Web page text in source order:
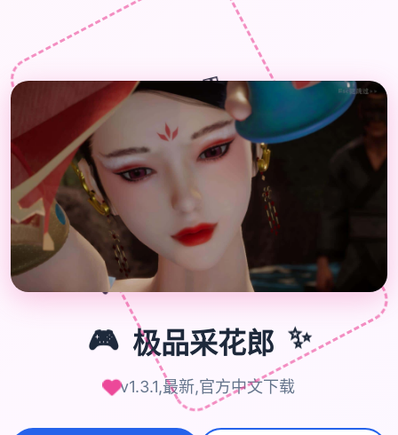
🎮
🎮 极品采花郎 ✨
v1.3.1,最新,官方中文下载
🎁